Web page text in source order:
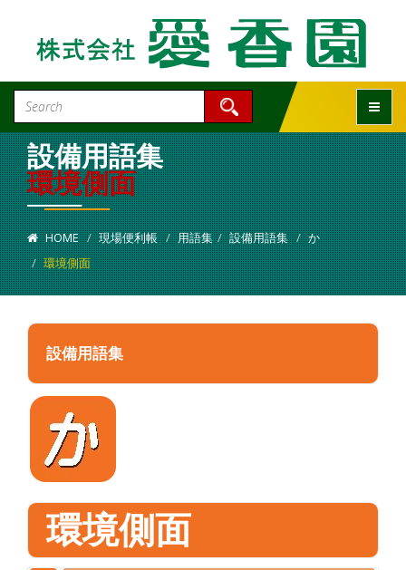
設備用語集
環境側面
HOME 現場便利帳 用語集 設備用語集
か
環境側面
設備用語集
環境側面